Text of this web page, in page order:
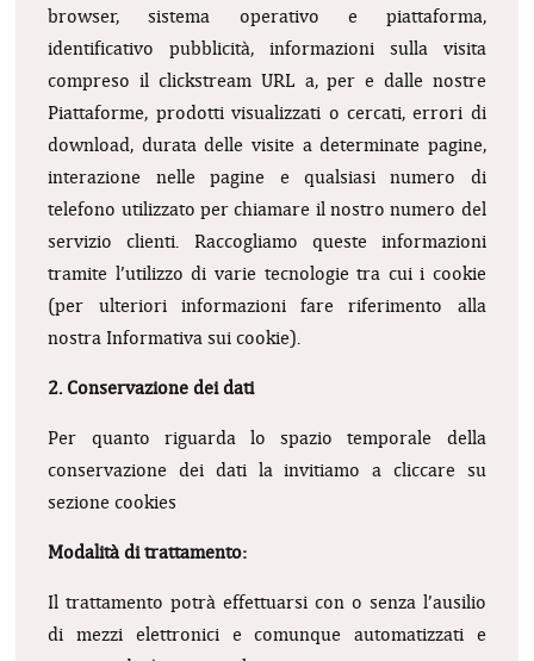
browser, sistema operativo e piattaforma,
identificativo pubblicità, informazioni sulla visita
compreso il clickstream URL a, per e dalle nostre
Piattaforme, prodotti visualizzati o cercati, errori di
download, durata delle visite a determinate pagine,
interazione nelle pagine e qualsiasi numero di
telefono utilizzato per chiamare il nostro numero del
servizio clienti. Raccogliamo queste informazioni
tramite l’utilizzo di varie tecnologie tra cui i cookie
(per ulteriori informazioni fare riferimento alla
nostra Informativa sui cookie).
2. Conservazione dei dati
Per quanto riguarda lo spazio temporale della
conservazione dei dati la invitiamo a cliccare su
sezione cookies
Modalità di trattamento:
Il trattamento potrà effettuarsi con o senza l’ausilio
di mezzi elettronici e comunque automatizzati e